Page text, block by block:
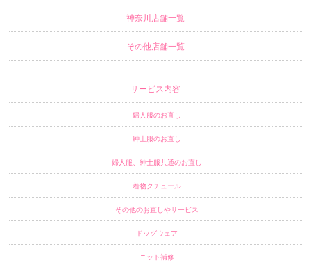
神奈川店舗一覧
その他店舗一覧
サービス内容
婦人服のお直し
紳士服のお直し
婦人服、紳士服共通のお直し
着物クチュール
その他のお直しやサービス
ドッグウェア
ニット補修